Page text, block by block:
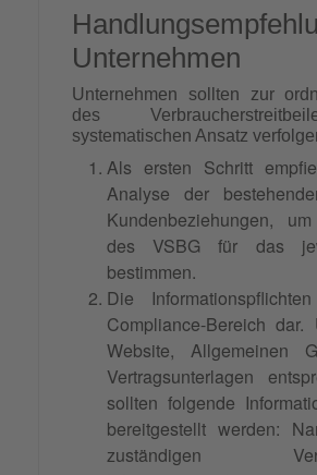
Unternehmen
Unternehmen sollten zur
des
systematischen Ansatz
Als ersten Schritt
Analyse der
Kundenbeziehungen,
des VSBG für das
bestimmen.
Die
Compliance-Bereich
Website, Allgemeinen
Vertragsunterlagen
sollten folgende
bereitgestellt werden:
zuständigen